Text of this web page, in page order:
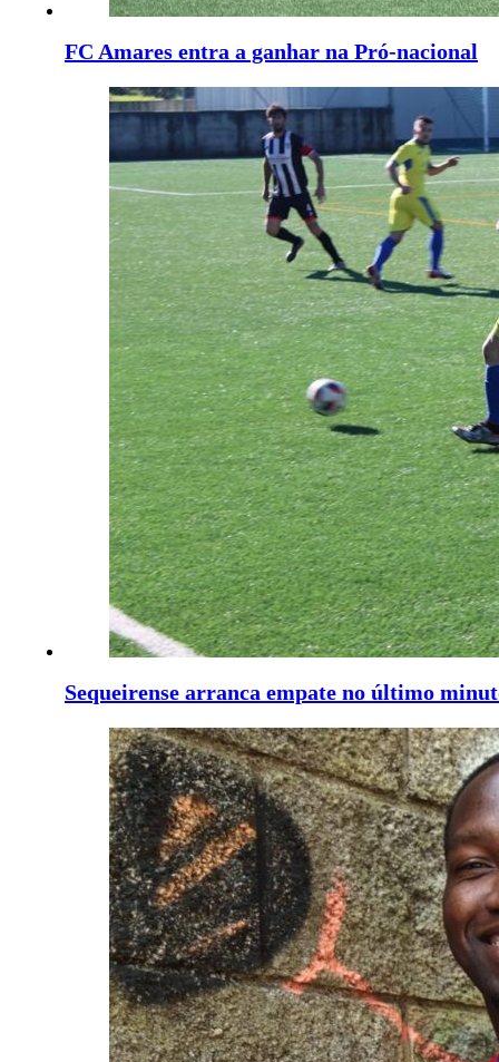
FC Amares entra a ganhar na Pró-nacional
Sequeirense arranca empate no último